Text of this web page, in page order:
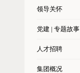
领导关怀
党建 | 专题故事
人才招聘
集团概况